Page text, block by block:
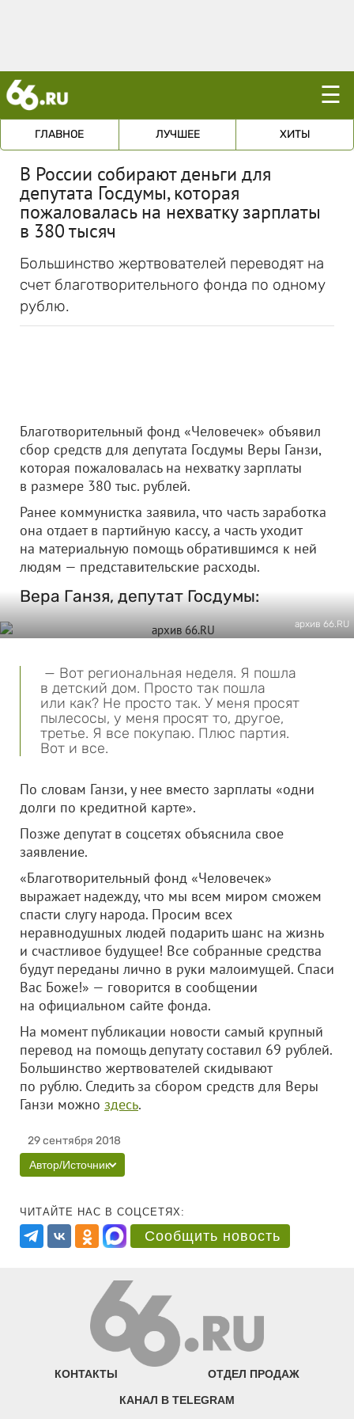
☰
ГЛАВНОЕ ЛУЧШЕЕ ХИТЫ
В России собирают деньги для
депутата Госдумы, которая
пожаловалась на нехватку зарплаты
в 380 тысяч
Большинство жертвователей переводят на
счет благотворительного фонда по одному
рублю.
Благотворительный фонд «Человечек» объявил
сбор средств для депутата Госдумы Веры Ганзи,
которая пожаловалась на нехватку зарплаты
в размере 380 тыс. рублей.
Ранее коммунистка заявила, что часть заработка
она отдает в партийную кассу, а часть уходит
на материальную помощь обратившимся к ней
людям — представительские расходы.
Вера Ганзя, депутат Госдумы:
архив 66.RU
— Вот региональная неделя. Я пошла
в детский дом. Просто так пошла
или как? Не просто так. У меня просят
пылесосы, у меня просят то, другое,
третье. Я все покупаю. Плюс партия.
Вот и все.
По словам Ганзи, у нее вместо зарплаты «одни
долги по кредитной карте».
Позже депутат в соцсетях объяснила свое
заявление.
«Благотворительный фонд «Человечек»
выражает надежду, что мы всем миром сможем
спасти слугу народа. Просим всех
неравнодушных людей подарить шанс на жизнь
и счастливое будущее! Все собранные средства
будут переданы лично в руки малоимущей. Спаси
Вас Боже!» — говорится в сообщении
на официальном сайте фонда.
На момент публикации новости самый крупный
перевод на помощь депутату составил 69 рублей.
Большинство жертвователей скидывают
по рублю. Следить за сбором средств для Веры
Ганзи можно здесь.
29 сентября 2018
Автор/Источник
ЧИТАЙТЕ НАС В СОЦСЕТЯХ:
Сообщить новость
КОНТАКТЫ ОТДЕЛ ПРОДАЖ
КАНАЛ В TELEGRAM